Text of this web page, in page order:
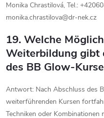
Monika Chrastilová, Tel.:
monika.chrastilova@dr-nek.cz
19. Welche
Weiterbildung gibt
des BB Glow-
Antwort: Nach Abschluss des
weiterführenden Kursen
Techniken oder Kombinationen